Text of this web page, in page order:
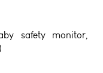
safety monitor,